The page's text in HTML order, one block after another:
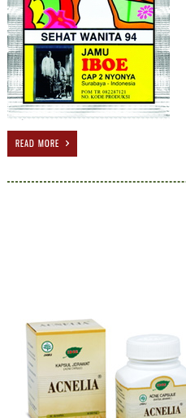
READ MORE